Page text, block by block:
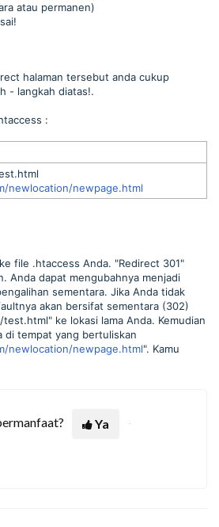
atau permanen)
halaman tersebut anda cukup
- langkah diatas!.
:
newlocation/newpage.html
file .htaccess Anda. "Redirect 301"
Anda dapat mengubahnya menjadi
sementara. Jika Anda tidak
akan bersifat sementara (302)
ke lokasi lama Anda. Kemudian
di tempat yang bertuliskan
newlocation/newpage.html". Kamu
Ya